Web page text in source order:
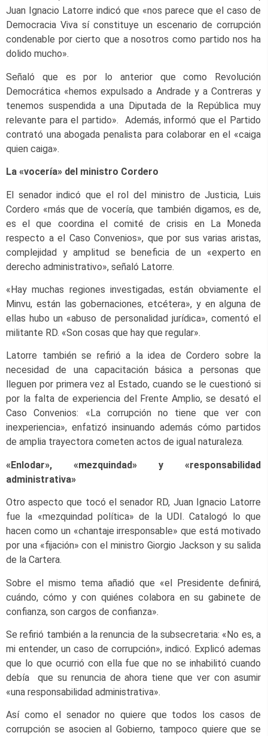
Juan Ignacio Latorre indicó que «nos parece que el caso de
Democracia Viva sí constituye un escenario de corrupción
condenable por cierto que a nosotros como partido nos ha
dolido mucho».
Señaló que es por lo anterior que como Revolución
Democrática «hemos expulsado a Andrade y a Contreras y
tenemos suspendida a una Diputada de la República muy
relevante para el partido». Además, informó que el Partido
contrató una abogada penalista para colaborar en el «caiga
quien caiga».
La «vocería» del ministro Cordero
El senador indicó que el rol del ministro de Justicia, Luis
Cordero «más que de vocería, que también digamos, es de,
es el que coordina el comité de crisis en La Moneda
respecto a el Caso Convenios», que por sus varias aristas,
complejidad y amplitud se beneficia de un «experto en
derecho administrativo», señaló Latorre.
«Hay muchas regiones investigadas, están obviamente el
Minvu, están las gobernaciones, etcétera», y en alguna de
ellas hubo un «abuso de personalidad jurídica», comentó el
militante RD. «Son cosas que hay que regular».
Latorre también se refirió a la idea de Cordero sobre la
necesidad de una capacitación básica a personas que
lleguen por primera vez al Estado, cuando se le cuestionó si
por la falta de experiencia del Frente Amplio, se desató el
Caso Convenios: «La corrupción no tiene que ver con
inexperiencia», enfatizó insinuando además cómo partidos
de amplia trayectora cometen actos de igual naturaleza.
«Enlodar», «mezquindad» y «responsabilidad
administrativa»
Otro aspecto que tocó el senador RD, Juan Ignacio Latorre
fue la «mezquindad política» de la UDI. Catalogó lo que
hacen como un «chantaje irresponsable» que está motivado
por una «fijación» con el ministro Giorgio Jackson y su salida
de la Cartera.
Sobre el mismo tema añadió que «el Presidente definirá,
cuándo, cómo y con quiénes colabora en su gabinete de
confianza, son cargos de confianza».
Se refirió también a la renuncia de la subsecretaria: «No es, a
mi entender, un caso de corrupción», indicó. Explicó ademas
que lo que ocurrió con ella fue que no se inhabilitó cuando
debía que su renuncia de ahora tiene que ver con asumir
«una responsabilidad administrativa».
Así como el senador no quiere que todos los casos de
corrupción se asocien al Gobierno, tampoco quiere que se